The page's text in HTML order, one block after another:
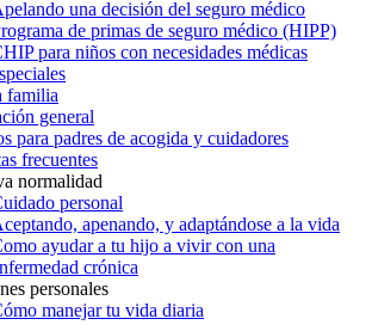
una decisión del seguro médico
de primas de seguro médico (HIPP)
para niños con necesidades médicas
familia
general
para padres de acogida y cuidadores
frecuentes
normalidad
personal
apenando, y adaptándose a la vida
ayudar a tu hijo a vivir con una
crónica
personales
manejar tu vida diaria